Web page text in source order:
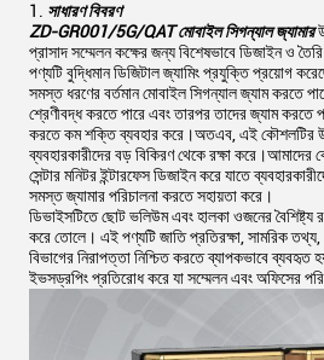
সাধারণ বিবরণ
ZD-GR001/5G/QAT মোবাইল সিগন্যাল জ্যামার
প্রাসাদ সম্মেলন কক্ষের জন্য বিশেষভাবে ডিজাইন ও
পণ্যটি বুদ্ধিমান ডিজিটাল জ্যামিং প্রযুক্তি প্রয়োগ
সমস্ত ধরণের বর্তমান মোবাইল সিগন্যাল জ্যাম করতে
শ্রেণীবদ্ধ করতে পারে এবং তারপর তাদের জ্যাম করতে
করতে কম শক্তি ব্যবহার করে।অতএব, এই কৌশলটির
ব্যবহারকারীদের বড় বিকিরণ থেকে রক্ষা করে।আমাদের
সেন্টার মনিটর ইন্টারফেস ডিজাইন করে যাতে
সমস্ত জ্যামার পরিচালনা করতে সহায়তা করে।
ডিভাইসটিতে ছোট ভলিউম এবং হালকা ওজনের বৈশিষ্ট্য
করে তোলে। এই পণ্যটি জাতি প্রতিরক্ষা, সামরিক তথ্য,
বিভাগের নিরাপত্তা নিশ্চিত করতে ব্যাপকভাবে
ইভসড্রপিং প্রতিরোধ করে যা সম্মেলন এবং অফিসের